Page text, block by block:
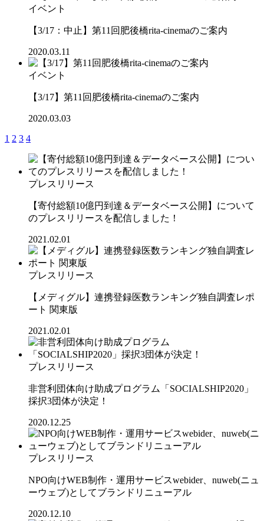
イベント
【3/17：中止】第11回肥後橋rita-cinemaのご案内
2020.03.11
イベント
【3/17】第11回肥後橋rita-cinemaのご案内
2020.03.03
1 2 3 4
プレスリリース
【寄付総額10億円到達＆データベース公開】について
のプレスリリースを配信しました！
2021.02.01
プレスリリース
【メディグル】連携登録医数ランキング独⾃調査レポ
ート 関東版
2021.02.01
プレスリリース
非営利団体向け助成プログラム「SOCIALSHIP2020」
採択3団体が決定！
2020.12.25
プレスリリース
NPO向けWEB制作・運用サービスwebider、nuweb(ニュ
ーウェブ)としてブランドリニューアル
2020.12.10